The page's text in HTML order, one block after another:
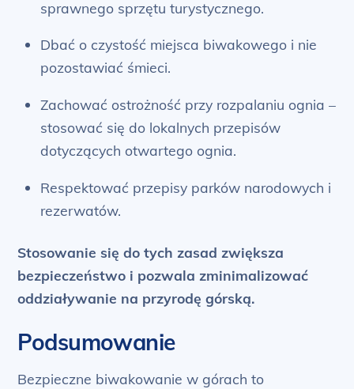
sprawnego sprzętu turystycznego.
Dbać o czystość miejsca biwakowego i nie
pozostawiać śmieci.
Zachować ostrożność przy rozpalaniu ognia –
stosować się do lokalnych przepisów
dotyczących otwartego ognia.
Respektować przepisy parków narodowych i
rezerwatów.
Stosowanie się do tych zasad zwiększa
bezpieczeństwo i pozwala zminimalizować
oddziaływanie na przyrodę górską.
Podsumowanie
Bezpieczne biwakowanie w górach to